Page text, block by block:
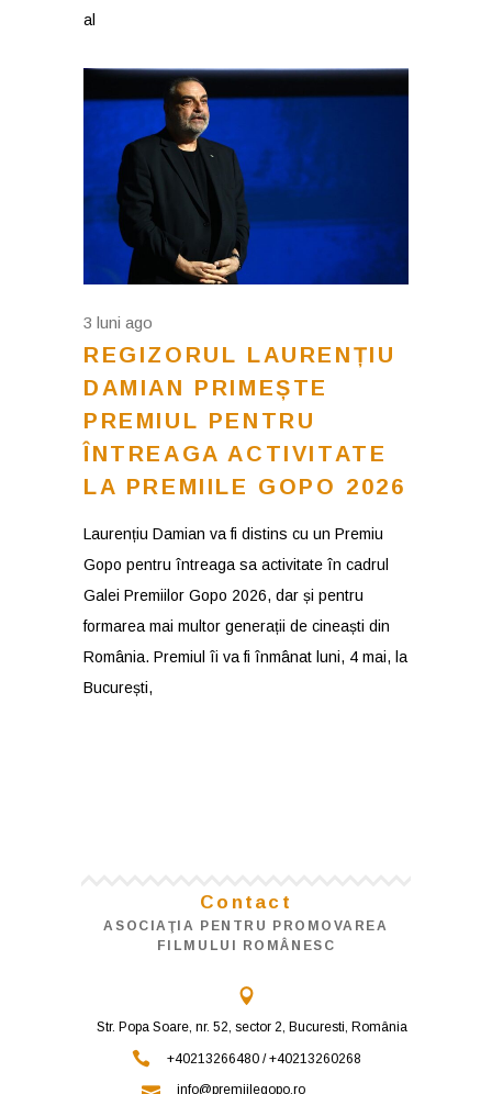
al
3 luni ago
REGIZORUL LAURENȚIU
DAMIAN PRIMEȘTE
PREMIUL PENTRU
ÎNTREAGA ACTIVITATE
LA PREMIILE GOPO 2026
Laurențiu Damian va fi distins cu un Premiu
Gopo pentru întreaga sa activitate în cadrul
Galei Premiilor Gopo 2026, dar și pentru
formarea mai multor generații de cineaști din
România. Premiul îi va fi înmânat luni, 4 mai, la
București,
Contact
ASOCIAŢIA PENTRU PROMOVAREA
FILMULUI ROMÂNESC
Str. Popa Soare, nr. 52, sector 2, Bucuresti, România
+40213266480 / +40213260268
info@premiilegopo.ro